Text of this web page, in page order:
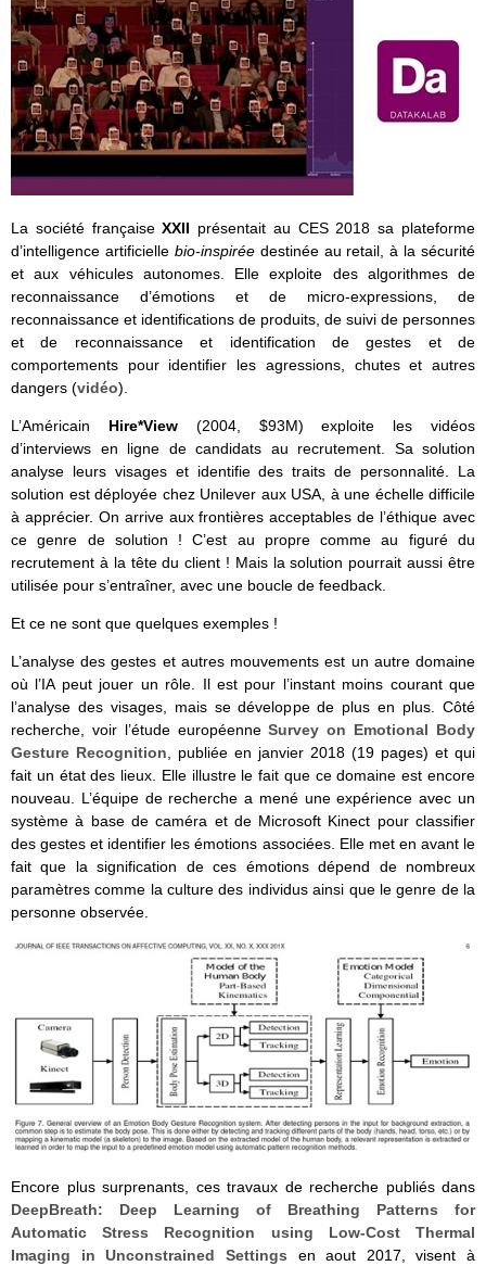
La société françaiseXXII présentait au CES 2018 sa plateforme
d’intelligence artificielle bio-inspiréedestinée au retail, à la sécurité
et aux véhicules autonomes. Elle exploite des algorithmes de
reconnaissance d’émotions et de micro-expressions, de
reconnaissance et identifications de produits, de suivi de personnes
et de reconnaissance et identification de gestes et de
comportements pour identifier les agressions, chutes et autres
dangers (vidéo).
L’Américain Hire*View(2004, $93M) exploite les vidéos
d’interviews en ligne de candidats au recrutement. Sa solution
analyse leurs visages et identifie des traits de personnalité. La
solution est déployée chez Unilever aux USA, à une échelle difficile
à apprécier. On arrive aux frontières acceptables de l’éthique avec
ce genre de solution ! C’est au propre comme au figuré du
recrutement à la tête du client ! Mais la solution pourrait aussi être
utilisée pour s’entraîner, avec une boucle de feedback.
Et ce ne sont que quelques exemples !
L’analyse des gestes et autres mouvements est un autre domaine
où l’IA peut jouer un rôle. Il est pour l’instant moins courant que
l’analyse des visages, mais se développe de plus en plus. Côté
recherche, voir l’étude européenneSurvey on Emotional Body
Gesture Recognition, publiée en janvier 2018 (19 pages) et qui
fait un état des lieux. Elle illustre le fait que ce domaine est encore
nouveau. L’équipe de recherche a mené une expérience avec un
système à base de caméra et de Microsoft Kinect pour classifier
des gestes et identifier les émotions associées. Elle met en avant le
fait que la signification de ces émotions dépend de nombreux
paramètres comme la culture des individus ainsi que le genre de la
personne observée.
Encore plus surprenants, ces travaux de recherche publiés dans
DeepBreath: Deep Learning of Breathing Patterns for
Automatic Stress Recognition using Low-Cost Thermal
Imaging in Unconstrained Settings en aout 2017, visent à